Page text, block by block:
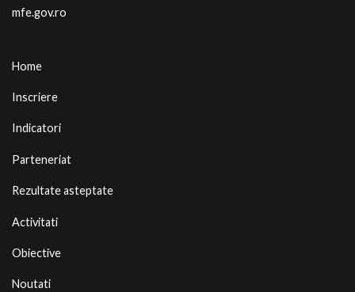
mfe.gov.ro
Home
Inscriere
Indicatori
Parteneriat
Rezultate asteptate
Activitati
Obiective
Noutati